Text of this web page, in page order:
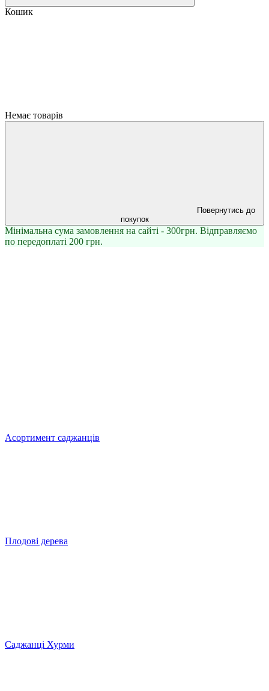
Кошик
Немає товарів
Повернутись до
покупок
Мінімальна сума замовлення на сайті - 300грн. Відправляємо
по передоплаті 200 грн.
Асортимент саджанців
Плодові дерева
Саджанці Хурми